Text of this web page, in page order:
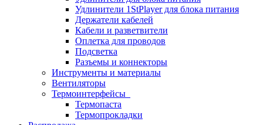
Удлинители 1StPlayer для блока питания
Держатели кабелей
Кабели и разветвители
Оплетка для проводов
Подсветка
Разъемы и коннекторы
Инструменты и материалы
Вентиляторы
Термоинтерфейсы
Термопаста
Термопрокладки